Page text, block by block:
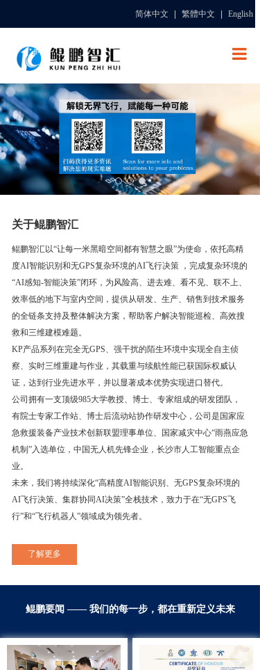
关
产
招
简体中文 繁體中文 English
了解更多
关于鲲鹏智汇
鲲鹏智汇以“让每一米黑暗空间都有智慧之眼”为使命，依托高精
度AI智能识别和无GPS复杂环境的AI飞行决策 ，完成复杂环境的
“AI感知-智能决策”闭环，为风险高、进去难、看不见、联不上、
效率低的地下与室内空间，提供从研发、生产、销售到技术服务
的全链条支持及整体解决方案，帮助客户解决智能巡检、高效搜
救和三维建模难题。
KP产品系列在完全无GPS、强干扰的陌生环境中实现全自主侦
察、实时三维重建与作业，其载重与续航性能已获国际权威认
证，达到行业先进水平，并以显著成本优势实现进口替代。
公司拥有一支顶级985大学教授、博士、专家组成的研发团队，
有院士专家工作站、博士后流动站协作研发中心，公司是国家应
急救援装备产业技术创新联盟理事单位、国家减灾中心“雨燕应急
机制”入选单位，中国无人机先锋企业，长沙市人工智能重点企
业。
未来，我们将持续深化“高精度AI智能识别、无GPS复杂环境的
AI飞行决策、集群协同AI决策”全栈技术，致力于在“无GPS飞
行”和“飞行机器人”领域成为领先者。
鲲鹏要闻 —— 我们的每一步，都在重新定义未来